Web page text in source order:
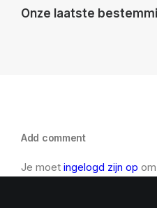
Onze laatste
Add comment
Je moet ingelogd zijn op